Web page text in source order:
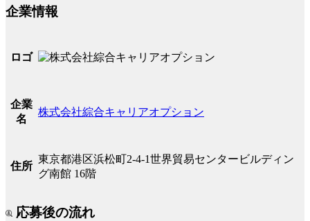
企業情報
ロゴ
企業
名
株式会社綜合キャリアオプション
住所
東京都港区浜松町2-4-1世界貿易センタービルディン
グ南館 16階
応募後の流れ